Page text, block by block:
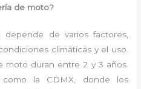
de moto?
de varios factores,
climáticas y el uso.
moto duran entre 2 y 3 años.
la CDMX, donde los